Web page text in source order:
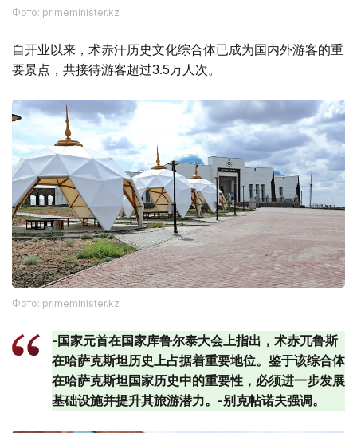
Фото: primeminister.kz
自开业以来，术赤汗历史文化综合体已成为国内外游客的重
要景点，共接待游客超过3.5万人次。
Фото: primeminister.kz
-国家元首在国家库鲁尔泰大会上指出，术赤兀鲁斯
在哈萨克斯坦历史上占据着重要地位。鉴于该综合体
在哈萨克斯坦国家历史中的重要性，必须进一步发展
基础设施并提升其旅游潜力。-别克帖诺夫强调。